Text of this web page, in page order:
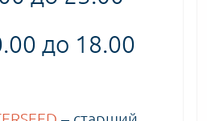
до 18.00